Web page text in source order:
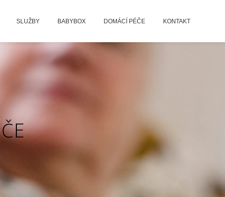
SLUŽBY BABYBOX DOMÁCÍ PÉČE KONTAKT